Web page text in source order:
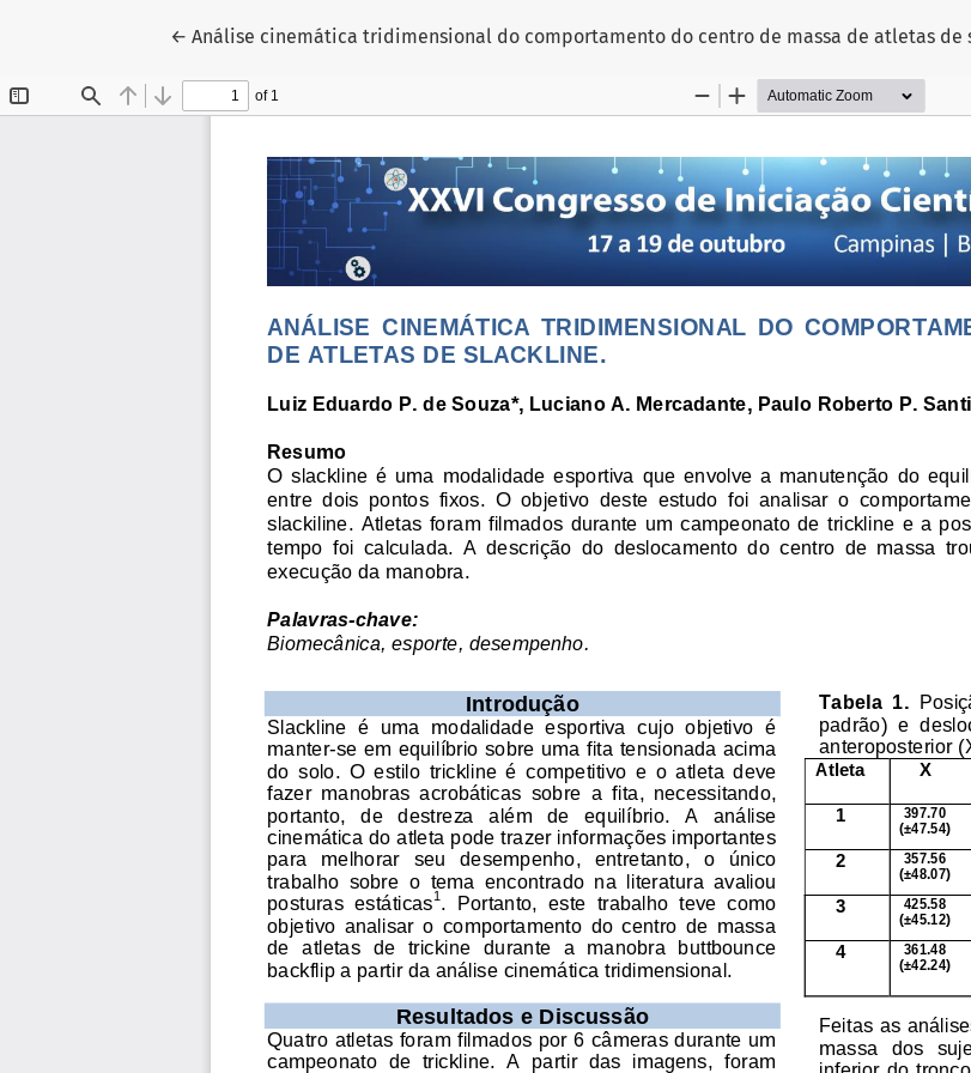
← Voltar aos Detalhes do Artigo
Análise cinemática tridimensional do comportamento do centro de massa de atletas de